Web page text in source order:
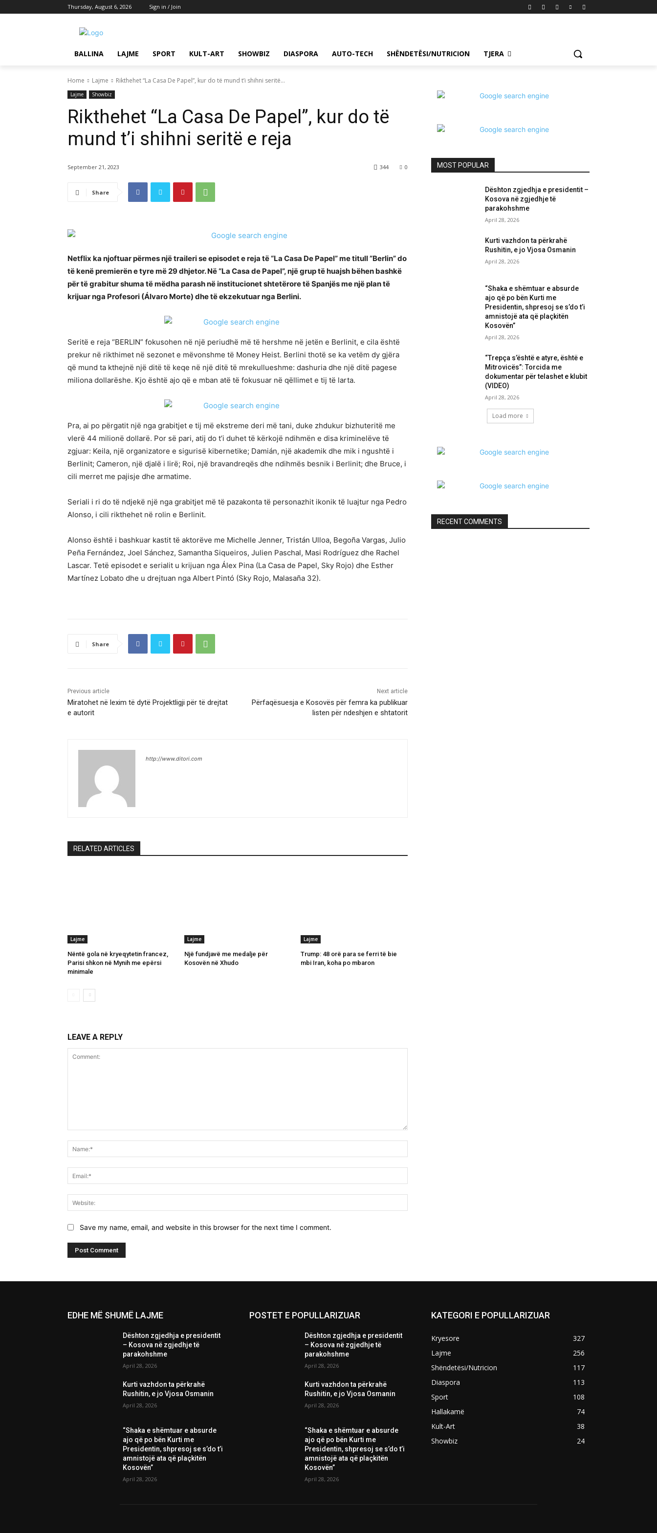
Thursday, August 6, 2026 Sign in / Join
BALLINA LAJME SPORT KULT-ART SHOWBIZ DIASPORA AUTO-TECH SHËNDETËSI/NUTRICION TJERA
Home Lajme Rikthehet “La Casa De Papel”, kur do të mund t’i shihni seritë...
Lajme Showbiz
Rikthehet “La Casa De Papel”, kur do të
mund t’i shihni seritë e reja
September 21, 2023 0
344
Share
Netflix ka njoftuar përmes një traileri se episodet e reja të “La Casa De Papel” me titull ”Berlin” do
të kenë premierën e tyre më 29 dhjetor. Në “La Casa de Papel”, një grup të huajsh bëhen bashkë
për të grabitur shuma të mëdha parash në institucionet shtetërore të Spanjës me një plan të
krijuar nga Profesori (Álvaro Morte) dhe të ekzekutuar nga Berlini.
Seritë e reja “BERLIN” fokusohen në një periudhë më të hershme në jetën e Berlinit, e cila është
prekur në rikthimet në sezonet e mëvonshme të Money Heist. Berlini thotë se ka vetëm dy gjëra
që mund ta kthejnë një ditë të keqe në një ditë të mrekullueshme: dashuria dhe një ditë pagese
miliona dollarëshe. Kjo është ajo që e mban atë të fokusuar në qëllimet e tij të larta.
Pra, ai po përgatit një nga grabitjet e tij më ekstreme deri më tani, duke zhdukur bizhuteritë me
vlerë 44 milionë dollarë. Por së pari, atij do t’i duhet të kërkojë ndihmën e disa kriminelëve të
zgjuar: Keila, një organizatore e sigurisë kibernetike; Damián, një akademik dhe mik i ngushtë i
Berlinit; Cameron, një djalë i lirë; Roi, një bravandreqës dhe ndihmës besnik i Berlinit; dhe Bruce, i
cili merret me pajisje dhe armatime.
Seriali i ri do të ndjekë një nga grabitjet më të pazakonta të personazhit ikonik të luajtur nga Pedro
Alonso, i cili rikthehet në rolin e Berlinit.
Alonso është i bashkuar kastit të aktorëve me Michelle Jenner, Tristán Ulloa, Begoña Vargas, Julio
Peña Fernández, Joel Sánchez, Samantha Siqueiros, Julien Paschal, Masi Rodríguez dhe Rachel
Lascar. Tetë episodet e serialit u krijuan nga Álex Pina (La Casa de Papel, Sky Rojo) dhe Esther
Martínez Lobato dhe u drejtuan nga Albert Pintó (Sky Rojo, Malasaña 32).
Share
Previous article
Miratohet në lexim të dytë Projektligji për të drejtat
e autorit
Next article
Përfaqësuesja e Kosovës për femra ka publikuar
listen për ndeshjen e shtatorit
http://www.ditori.com
RELATED ARTICLES
Lajme
Nëntë gola në kryeqytetin francez,
Parisi shkon në Mynih me epërsi
minimale
Lajme
Një fundjavë me medalje për
Kosovën në Xhudo
Lajme
Trump: 48 orë para se ferri të bie
mbi Iran, koha po mbaron
LEAVE A REPLY
Save my name, email, and website in this browser for the next time I comment.
MOST POPULAR
Dështon zgjedhja e presidentit –
Kosova në zgjedhje të
parakohshme
April 28, 2026
Kurti vazhdon ta përkrahë
Rushitin, e jo Vjosa Osmanin
April 28, 2026
“Shaka e shëmtuar e absurde
ajo që po bën Kurti me
Presidentin, shpresoj se s’do t’i
amnistojë ata që plaçkitën
Kosovën”
April 28, 2026
“Trepça s’është e atyre, është e
Mitrovicës”: Torcida me
dokumentar për telashet e klubit
(VIDEO)
April 28, 2026
Load more
RECENT COMMENTS
EDHE MË SHUMË LAJME
Dështon zgjedhja e presidentit
– Kosova në zgjedhje të
parakohshme
April 28, 2026
Kurti vazhdon ta përkrahë
Rushitin, e jo Vjosa Osmanin
April 28, 2026
“Shaka e shëmtuar e absurde
ajo që po bën Kurti me
Presidentin, shpresoj se s’do t’i
amnistojë ata që plaçkitën
Kosovën”
April 28, 2026
POSTET E POPULLARIZUAR
Dështon zgjedhja e presidentit
– Kosova në zgjedhje të
parakohshme
April 28, 2026
Kurti vazhdon ta përkrahë
Rushitin, e jo Vjosa Osmanin
April 28, 2026
“Shaka e shëmtuar e absurde
ajo që po bën Kurti me
Presidentin, shpresoj se s’do t’i
amnistojë ata që plaçkitën
Kosovën”
April 28, 2026
KATEGORI E POPULLARIZUAR
Kryesore
327
Lajme
256
Shëndetësi/Nutricion
117
Diaspora
113
Sport
108
Hallakamë
74
Kult-Art
38
Showbiz
24